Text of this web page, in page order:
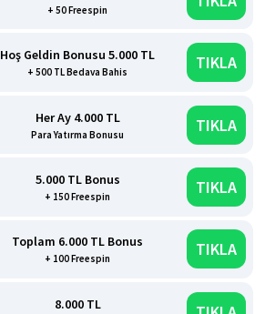
+ 50 Freespin
Hoş Geldin Bonusu 5.000 TL
+ 500 TL Bedava Bahis TIKLA
Her Ay 4.000 TL
Para Yatırma Bonusu TIKLA
5.000 TL Bonus
+ 150 Freespin TIKLA
Toplam 6.000 TL Bonus
+ 100 Freespin TIKLA
8.000 TL